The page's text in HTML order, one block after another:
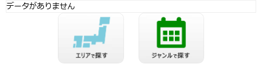
データがありません